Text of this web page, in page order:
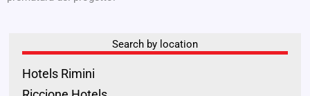
Search by location
Hotels Rimini